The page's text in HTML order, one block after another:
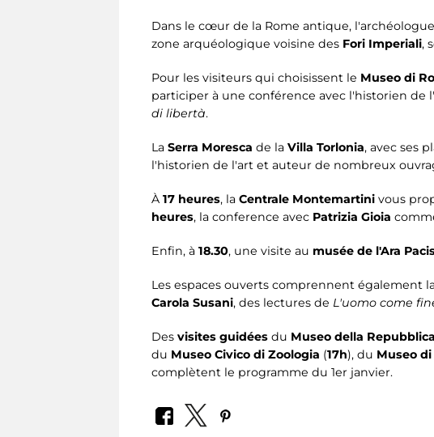
Dans le cœur de la Rome antique, l'archéologue
zone arquéologique voisine des Fori Imperiali,
Pour les visiteurs qui choisissent le Museo di
participer à une conférence avec l'historien de
di libertà.
La Serra Moresca de la Villa Torlonia, avec ses
l'historien de l'art et auteur de nombreux
À 17 heures, la Centrale Montemartini vous
heures, la conference avec Patrizia Gioia
Enfin, à 18.30, une visite au musée de l'Ara
Les espaces ouverts comprennent également
Carola Susani, des lectures de L'uomo come
Des visites guidées du Museo della
du Museo Civico di Zoologia (17h), du Museo
complètent le programme du 1er janvier.